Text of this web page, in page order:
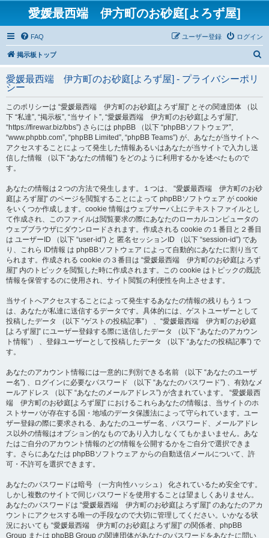
愛媛最西端 伊方町のお砂庭[よろず屋]
FAQ ログイン
ユーザー登録
掲示板トップ
愛媛最西端 伊方町のお砂庭[よろず屋] - プライバシーポリ
シー
このポリシーは “愛媛最西端 伊方町のお砂庭[よろず屋]” とその関連団体 （以
下 “私達”, “掲示板”, “当サイト”, “愛媛最西端 伊方町のお砂庭[よろず屋]”,
“https://firewar.biz/bbs”) さらには phpBB （以下 “phpBBソフトウェア”,
“www.phpbb.com”, “phpBB Limited”, “phpBB Teams”) が、あなたが当サイトへ
アクセスすることによって発生した情報あるいはあなたが当サイトで入力し送
信した情報 （以下 “あなたの情報”) をどのように利用するかを述べたもので
す。
あなたの情報は２つの方法で発生します。１つは、 “愛媛最西端 伊方町のお砂
庭[よろず屋]” のページを閲覧することによって phpBBソフトウェア が cookie
をいくつか作成します。cookie 情報はウェブサーバ上にテキストファイルとし
て作成され、このファイルは閲覧要求の際にあなたのローカルコンピュータの
ウェブブラウザにダウンロードされます。作成される cookie の１番目と２番目
は ユーザーID （以下 “user-id”) と 匿名セッションID （以下 “session-id”) であ
り、これら ID情報 は phpBBソフトウェア によって自動的にあなたに割り当て
られます。作成される cookie の３番目は “愛媛最西端 伊方町のお砂庭[よろず
屋]” 内のトピックを閲覧した時に作成されます。この cookie はトピックの既読
情報を保管するのに使用され、サイト閲覧の利便性を向上させます。
当サイトへアクセスすることによって発生するあなたの情報の残りもう１つ
は、あなたが私達に送信するデータです。具体的には、ゲストユーザーとして
投稿したデータ （以下 “ゲストの投稿記事”） 、“愛媛最西端 伊方町のお砂庭
[よろず屋]” にユーザー登録する際に送信したデータ （以下 “あなたのアカウン
ト情報”） 、登録ユーザーとして投稿したデータ （以下 “あなたの投稿記事”) で
す。
あなたのアカウント情報には一意的に判別できる名前 （以下 “あなたのユーザ
ー名”) 、ログインに必要なパスワード （以下 “あなたのパスワード”) 、有効なメ
ールアドレス （以下 “あなたのメールアドレス”) が含まれています。 “愛媛最西
端 伊方町のお砂庭[よろず屋]” におけるこれらあなたの情報は、当サイトのホ
ストサーバが存在する国・地域のデータ保護法によって守られています。ユー
ザー登録の際に要求される、あなたのユーザー名、パスワード、メールアドレ
ス以外の情報はオプション的なものであり入力しなくてもかまいません。あな
たはご自分のアカウント情報のどの情報を公開するかをご自分で選択できま
す。さらにあなたは phpBBソフトウェア からの自動送信メールについて、許
可・不許可を選択できます。
あなたのパスワードは暗号 （一方向性ハッシュ） 化されているため安全です。
しかし複数のサイトで同じパスワードを使用することは望ましくありません。
あなたのパスワードは “愛媛最西端 伊方町のお砂庭[よろず屋]” のあなたのアカ
ウントにアクセスする唯一の手段なので大切に管理してください。いかなる状
況においても “愛媛最西端 伊方町のお砂庭[よろず屋]” の関係者、phpBB
Group または phpBB Group の関連団体があなたのパスワードをあなたに問い